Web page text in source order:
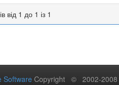
від 1 до 1 із 1
Software Copyright © 2002-2008